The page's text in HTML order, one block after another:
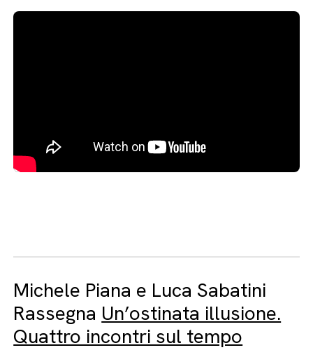
Michele Piana e Luca Sabatini
Rassegna Un’ostinata illusione.
Quattro incontri sul tempo